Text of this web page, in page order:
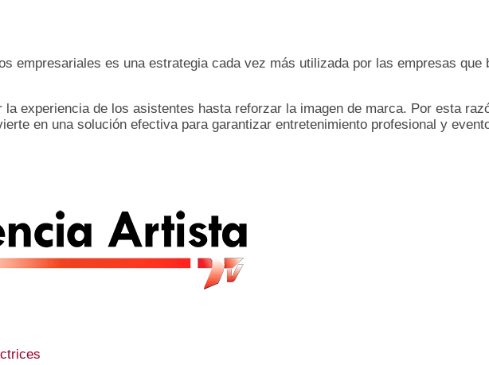
empresariales es una estrategia cada vez más utilizada por las empresas
la experiencia de los asistentes hasta reforzar la imagen de marca. Por esta
en una solución efectiva para garantizar entretenimiento profesional y